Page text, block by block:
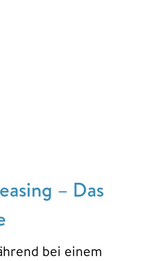
– Das
bei einem